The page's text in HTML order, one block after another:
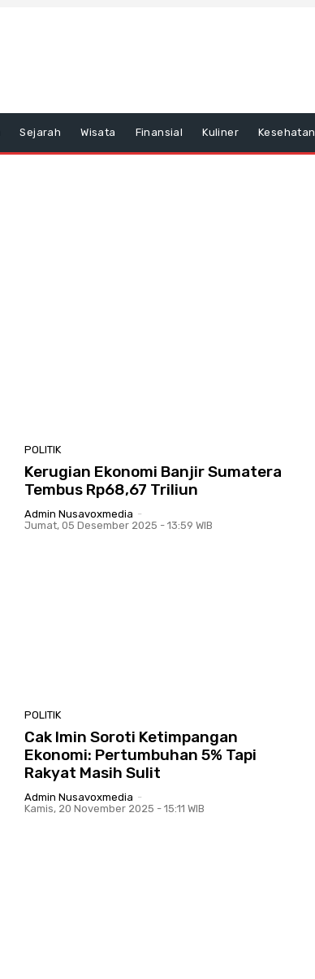
Sejarah Wisata Finansial Kuliner Kesehatan
POLITIK
Kerugian Ekonomi Banjir Sumatera
Tembus Rp68,67 Triliun
Admin Nusavoxmedia -
Jumat, 05 Desember 2025 - 13:59 WIB
POLITIK
Cak Imin Soroti Ketimpangan
Ekonomi: Pertumbuhan 5% Tapi
Rakyat Masih Sulit
Admin Nusavoxmedia -
Kamis, 20 November 2025 - 15:11 WIB